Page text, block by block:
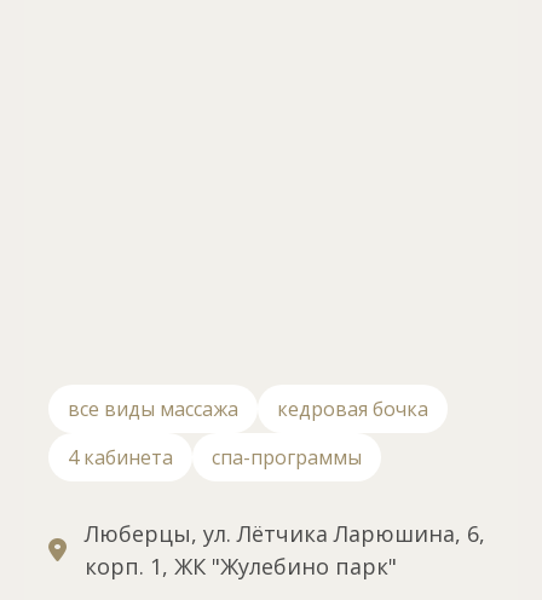
все виды массажа
кедровая бочка
4 кабинета
спа-программы
Люберцы, ул. Лётчика Ларюшина, 6,
корп. 1, ЖК "Жулебино парк"